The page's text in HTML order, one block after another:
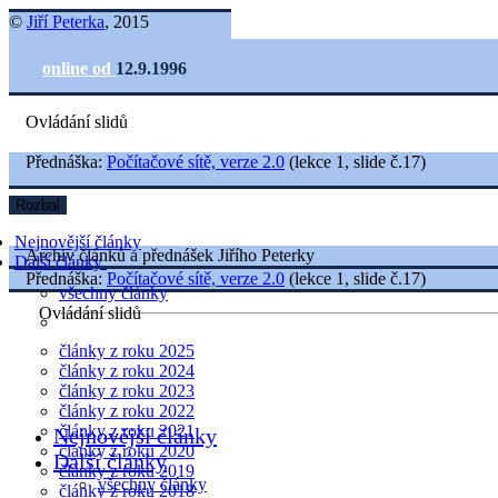
© Jiří Peterka, 2015
online od 12.9.1996
Ovládání slidů
Nejnovější články
Další články
všechny články
články z roku 2025
články z roku 2024
články z roku 2023
články z roku 2022
články z roku 2021
články z roku 2020
články z roku 2019
články z roku 2018
Přednáška: Počítačové sítě, verze 2.0 (lekce 1, slide č.17)
Rozbal
Archiv článků a přednášek Jiřího Peterky
Přednáška: Počítačové sítě, verze 2.0 (lekce 1, slide č.17)
Ovládání slidů
Nejnovější články
Další články
všechny články